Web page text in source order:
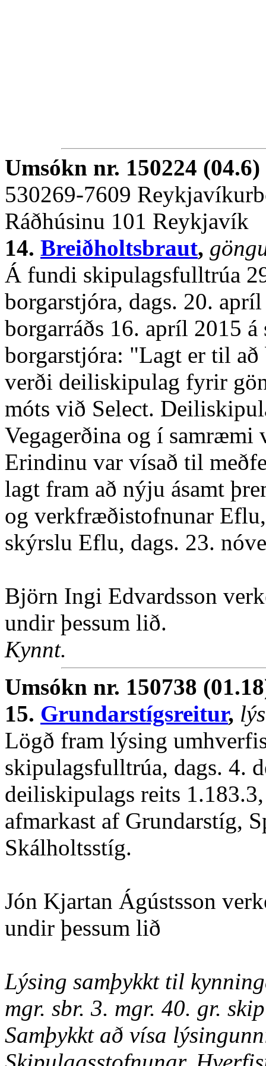
Umsókn nr. 150224 (04.6)
530269-7609
Ráðhúsinu 101 Reykjavík
14. Breiðholtsbraut,
Á fundi skipulagsfulltrúa
borgarstjóra, dags. 20.
borgarráðs 16. apríl 2015
borgarstjóra: "Lagt er til
verði deiliskipulag fyrir
móts við Select.
Vegagerðina og í
Erindinu var vísað til
lagt fram að nýju ásamt
og verkfræðistofnunar
skýrslu Eflu, dags. 23.
Björn Ingi Edvardsson
undir þessum lið.
Kynnt.
Umsókn nr. 150738
15. Grundarstígsreitur,
Lögð fram lýsing
skipulagsfulltrúa, dags. 4.
deiliskipulags reits
afmarkast af Grundarstíg,
Skálholtsstíg.
Jón Kjartan Ágústsson
undir þessum lið
Lýsing samþykkt til
mgr. sbr. 3. mgr. 40. gr.
Samþykkt að vísa